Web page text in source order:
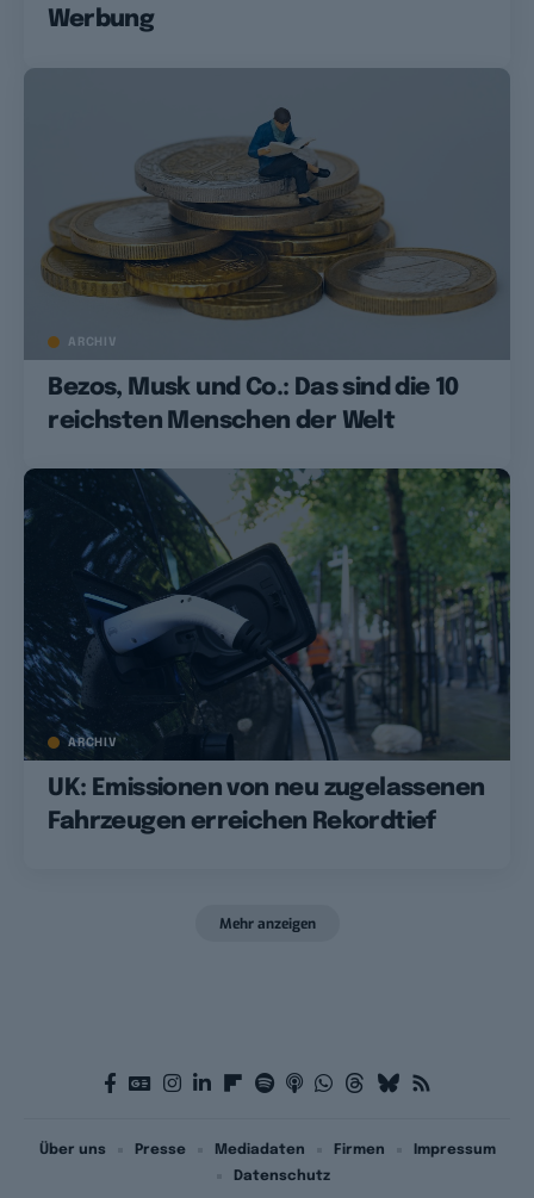
Werbung
ARCHIV
Bezos, Musk und Co.: Das sind die 10
reichsten Menschen der Welt
ARCHIV
UK: Emissionen von neu zugelassenen
Fahrzeugen erreichen Rekordtief
Mehr anzeigen
Über uns Presse Mediadaten Firmen
Impressum
Datenschutz